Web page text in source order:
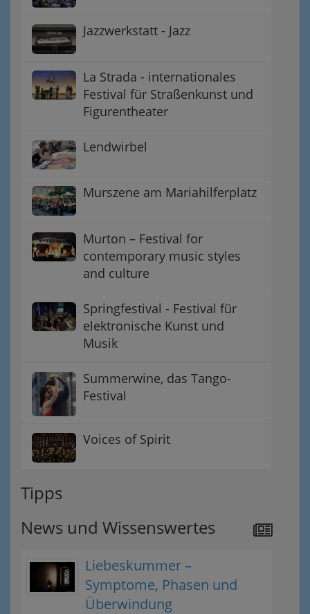
Jazzwerkstatt - Jazz
La Strada - internationales
Festival für Straßenkunst und
Figurentheater
Lendwirbel
Murszene am Mariahilferplatz
Murton – Festival for
contemporary music styles
and culture
Springfestival - Festival für
elektronische Kunst und
Musik
Summerwine, das Tango-
Festival
Voices of Spirit
Tipps
News und Wissenswertes
Liebeskummer –
Symptome, Phasen und
Überwindung